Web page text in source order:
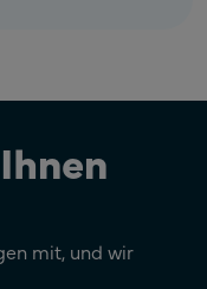
mit, und wir